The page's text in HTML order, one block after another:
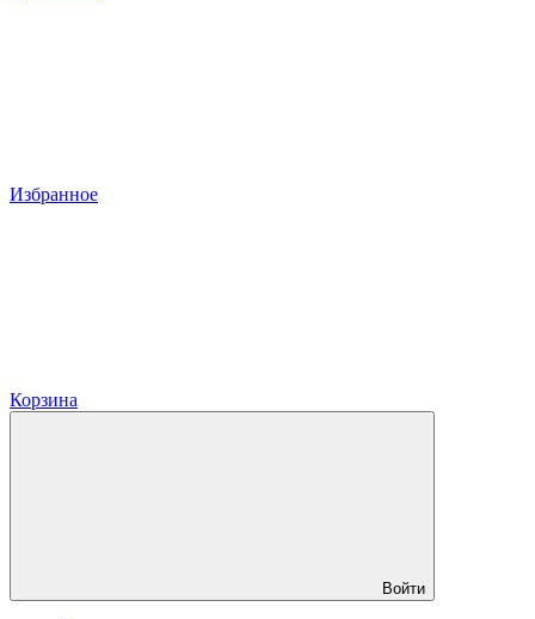
Избранное
Корзина
Войти